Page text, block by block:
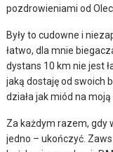
pozdrowieniami od
Były to cudowne i
łatwo, dla mnie
dystans 10 km nie jest
jaką dostaję od swoich
działa jak miód na moją
Za każdym razem, gdy
jedno – ukończyć.